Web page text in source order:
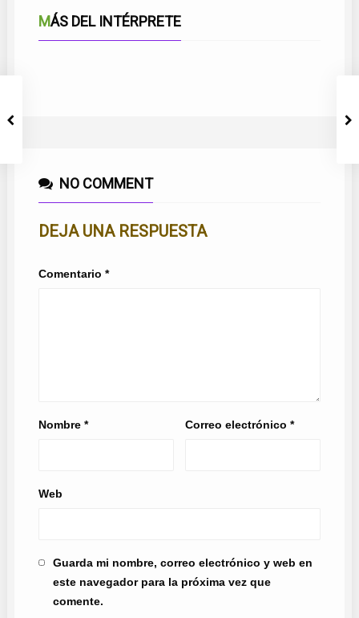
MÁS DEL INTÉRPRETE
LA JÁBEGA DE MIS SUEÑOS
Y ME LA ENCONTRÉ ESA NOCHE
AHÍ VA LA LOCA
NO COMMENT
DEJA UNA RESPUESTA
Comentario *
Nombre * Correo electrónico*
Web
Guarda mi nombre, correo electrónico y web en
este navegador para la próxima vez que
comente.